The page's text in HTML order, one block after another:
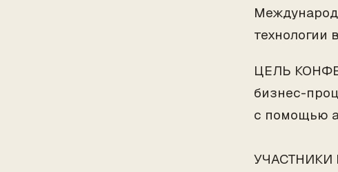
технологии
ЦЕЛЬ
бизнес-
с помощью
УЧАСТНИКИ